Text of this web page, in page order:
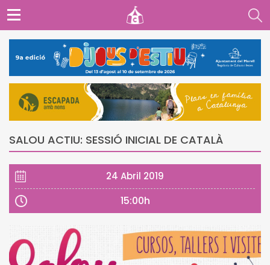
SALOU ACTIU: SESSIÓ INICIAL DE CATALÀ
24 Abril 2019
15:00h